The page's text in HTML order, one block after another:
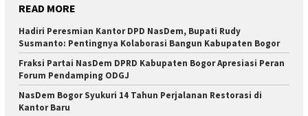
READ MORE
Hadiri Peresmian Kantor DPD NasDem, Bupati Rudy
Susmanto: Pentingnya Kolaborasi Bangun Kabupaten Bogor
Fraksi Partai NasDem DPRD Kabupaten Bogor Apresiasi Peran
Forum Pendamping ODGJ
NasDem Bogor Syukuri 14 Tahun Perjalanan Restorasi di
Kantor Baru